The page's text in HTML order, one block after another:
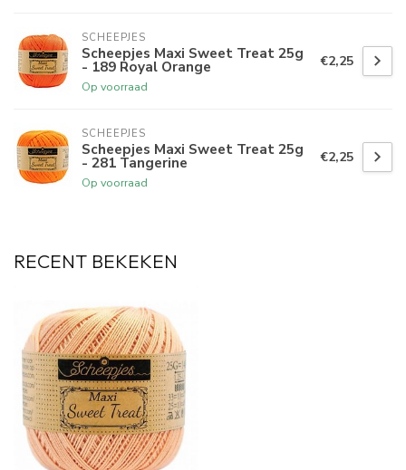
SCHEEPJES
Scheepjes Maxi Sweet Treat 25g
- 189 Royal Orange
Op voorraad
€2,25
SCHEEPJES
Scheepjes Maxi Sweet Treat 25g
- 281 Tangerine
Op voorraad
€2,25
RECENT BEKEKEN